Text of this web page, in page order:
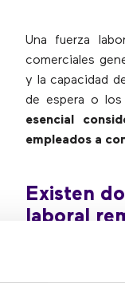
Una fuerza
comerciales
y la capacidad
de espera o los
esencial
empleados a
Existen
laboral